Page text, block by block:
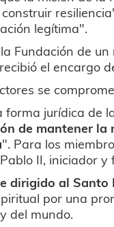
legítima".
Fundación de
el encargo
se
forma jurídica de
de mantener la
". Para los
II, iniciador
dirigido al Santo
por una
del mundo.